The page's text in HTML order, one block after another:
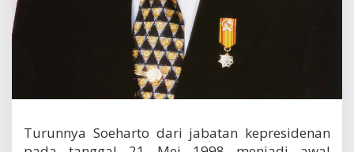
H
a
b
i
b
i
Turunnya Soeharto dari jabatan kepresidenan